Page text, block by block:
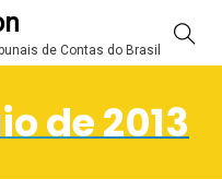
de Contas do Brasil
de 2013